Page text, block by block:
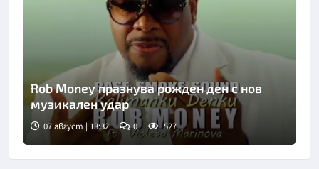
Rob Money празнува рожден ден с нов
музикален удар
07 август | 13:32 0 527